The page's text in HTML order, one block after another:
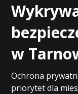
w
Ochrona
priorytet dla